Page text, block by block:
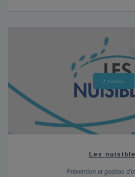
2 vidéos
Les
Prévention et gestion